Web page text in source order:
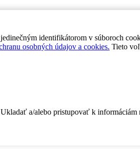
identifikátorom v súboroch
osobných údajov a cookies. Tieto
a/alebo pristupovať k informáciám